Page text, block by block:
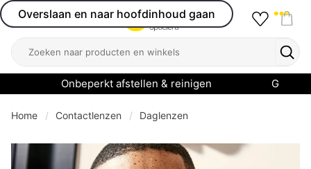
Overslaan en naar hoofdinhoud gaan
Open menu
Zoeken
Onbeperkt afstellen & reinigen
menu
Home Contactlenzen Daglenzen